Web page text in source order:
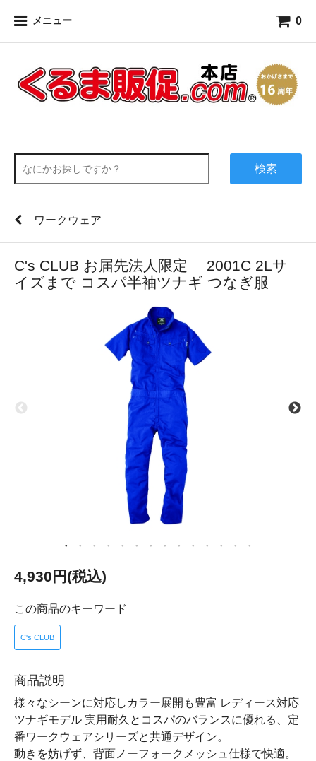
メニュー 0
検索
ワークウェア
C's CLUB お届先法人限定 2001C 2Lサ
イズまで コスパ半袖ツナギ つなぎ服
4,930円(税込)
この商品のキーワード
C's CLUB
商品説明
様々なシーンに対応しカラー展開も豊富 レディース対応
ツナギモデル 実用耐久とコスパのバランスに優れる、定
番ワークウェアシリーズと共通デザイン。
動きを妨げず、背面ノーフォークメッシュ仕様で快適。